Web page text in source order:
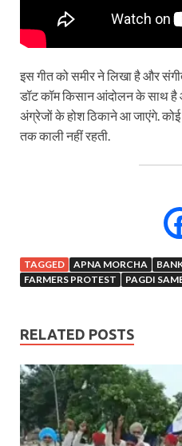
इस गीत को समीर ने लिखा है और
डॉट कॉम किसान आंदोलन के साथ है
अंग्रेजों के होश ठिकाने आ जाएंगे. कोई
तक काली नहीं रहती.
TAGGED APNA MORCHA
FARMERS PROTEST
PAGDI
RELATED POSTS